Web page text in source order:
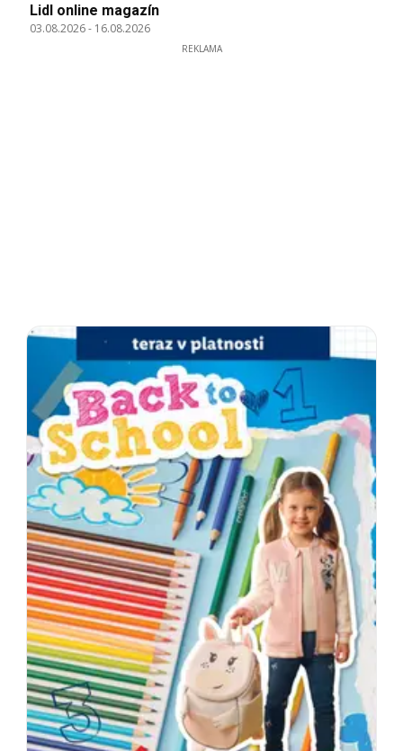
Lidl online magazín
03.08.2026- 16.08.2026
REKLAMA